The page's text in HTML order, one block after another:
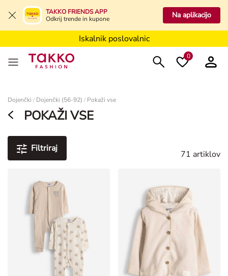
TAKKO FRIENDS APP
Odkrij trende in kupone
Na aplikacijo
Iskalnik poslovalnic
Iskalnik poslovalnic
Iskalnik poslovalnic
0
Dojenčki / Dojenčki (56-92) / Pokaži vse
POKAŽI VSE
Filtriraj
71 artiklov